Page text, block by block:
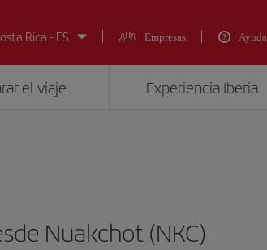
Rica - ES
Empresas Ayuda
el viaje Experiencia Iberia
Nuakchot (NKC)